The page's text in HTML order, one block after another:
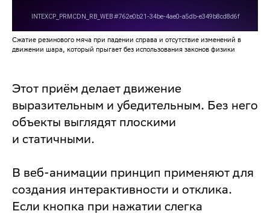
Сжатие резинового мяча при падении справа и отсутствие изменений в
движении шара, который прыгает без использования законов физики
Этот приём делает движение
выразительным и убедительным. Без него
объекты выглядят плоскими
и статичными.
В веб-анимации принцип применяют для
создания интерактивности и отклика.
Если кнопка при нажатии слегка